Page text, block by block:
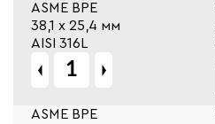
ASME BPE
38,1 х 25,4 мм
AISI 316L
ASME BPE